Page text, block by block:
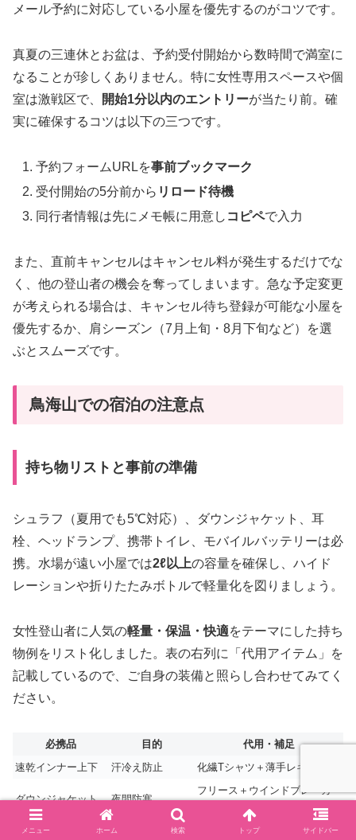
メール予約に対応している小屋を優先するのがコツです。
真夏の三連休とお盆は、予約受付開始から数時間で満室に
なることが珍しくありません。特に女性専用スペースや個
室は激戦区で、
開始1分以内のエントリーが当たり前。確
実に確保するコツは以下の三つです。
予約フォームURLを事前ブックマーク
受付開始の5分前から リロード待機
同行者情報は先にメモ帳に用意し コピペで入力
また、直前キャンセルはキャンセル料が発生するだけでな
く、他の登山者の機会を奪ってしまいます。急な予定変更
が考えられる場合は、キャンセル待ち登録が可能な小屋を
優先するか、肩シーズン（7月上旬・8月下旬など）を選
ぶとスムーズです。
鳥海山での宿泊の注意点
持ち物リストと事前の準備
シュラフ（夏用でも5℃対応）、ダウンジャケット、耳
栓、ヘッドランプ、携帯トイレ、モバイルバッテリーは必
携。水場が遠い小屋では2ℓ以上の容量を確保し、ハイド
レーションや折りたたみボトルで軽量化を図りましょう。
女性登山者に人気の軽量・保温・快適をテーマにした持ち
物例をリスト化しました。表の右列に「代用アイテム」を
記載しているので、ご自身の装備と照らし合わせてみてく
ださい。
必携品 目的
代用・補足
速乾インナー上下
汗冷え防止 化繊Tシャツ＋薄手レギンス
ダウンジャケット 夜間防寒
フリース＋ウインドブレーカ
ヘッドランプ
早朝出発 小型LEDライトでも可
メニュー ホーム 検索 トップ サイドバー